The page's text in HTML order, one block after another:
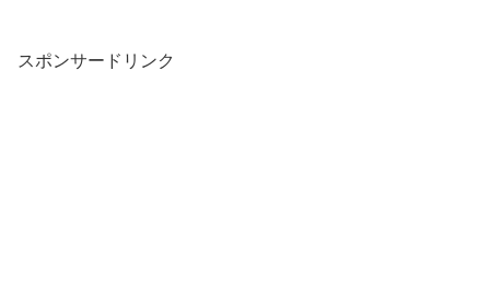
スポンサードリンク